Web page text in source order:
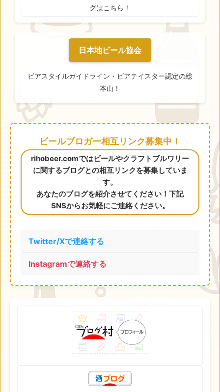
グはこちら！
日本地ビール協会
ビアスタイルガイドライン・ビアテイスター認定の総
本山！
ビールブロガー相互リンク募集中！
rihobeer.comではビールやクラフトブルワリー
に関するブログとの相互リンクを募集していま
す。
あなたのブログを紹介させてください！下記
SNSからお気軽にご連絡ください。
Twitter/Xで連絡する
Instagramで連絡する